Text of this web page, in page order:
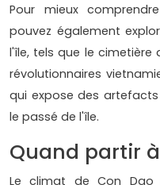
Pour mieux
pouvez également
l'île, tels que le cimetière
révolutionnaires
qui expose des
le passé de l'île.
Quand partir
Le climat de Con Dao